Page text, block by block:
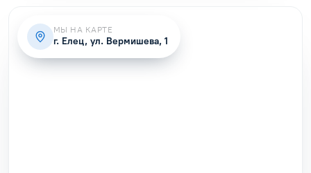
МЫ НА КАРТЕ
г. Елец, ул. Вермишева, 1